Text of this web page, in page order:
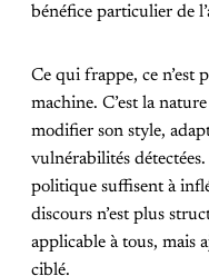
bénéfice particulier de
Ce qui frappe, ce n’est
machine. C’est la
modifier son style,
vulnérabilités
politique suffisent à
discours n’est plus
applicable à tous, mais
ciblé.